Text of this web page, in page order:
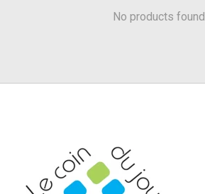
No products found